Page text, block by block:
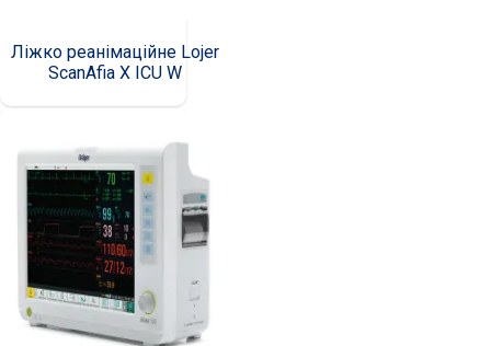
Ліжко реанімаційне Lojer
ScanAfia X ICU W